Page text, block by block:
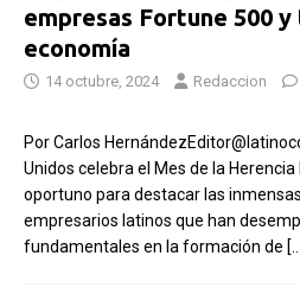
empresas Fortune 500
economía
14 octubre, 2024 Redaccion
Por Carlos
Unidos celebra el Mes de la
oportuno para destacar las
empresarios latinos que han
fundamentales en la formación de